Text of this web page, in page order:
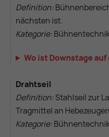
Definition:
nächsten ist.
Kategorie:
Wo ist Downstage auf
Drahtseil
Definition:Stahlseil zur
Tragmittel an
Kategorie: